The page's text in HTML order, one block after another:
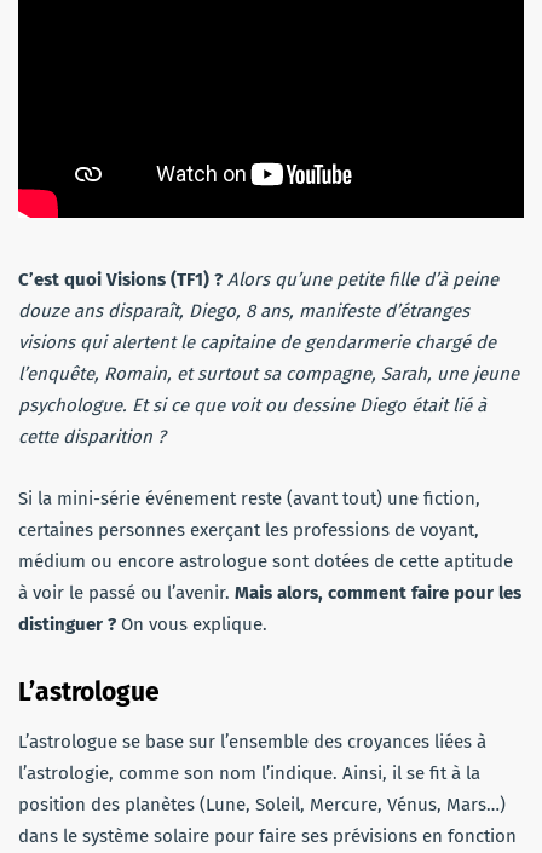
C’est quoi Visions (TF1) ? Alors qu’une petite fille d’à peine
douze ans disparaît, Diego, 8 ans, manifeste d’étranges
visions qui alertent le capitaine de gendarmerie chargé de
l’enquête, Romain, et surtout sa compagne, Sarah, une jeune
psychologue. Et si ce que voit ou dessine Diego était lié à
cette disparition ?
Si la mini-série événement reste (avant tout) une fiction,
certaines personnes exerçant les professions de voyant,
médium ou encore astrologue sont dotées de cette aptitude
à voir le passé ou l’avenir. Mais alors, comment faire pour les
distinguer ? On vous explique.
L’astrologue
L’astrologue se base sur l’ensemble des croyances liées à
l’astrologie, comme son nom l’indique. Ainsi, il se fit à la
position des planètes (Lune, Soleil, Mercure, Vénus, Mars…)
dans le système solaire pour faire ses prévisions en fonction